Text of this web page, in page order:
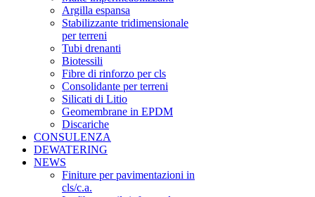
Argilla espansa
Stabilizzante tridimensionale
per terreni
Tubi drenanti
Biotessili
Fibre di rinforzo per cls
Consolidante per terreni
Silicati di Litio
Geomembrane in EPDM
Discariche
CONSULENZA
DEWATERING
NEWS
Finiture per pavimentazioni in
cls/c.a.